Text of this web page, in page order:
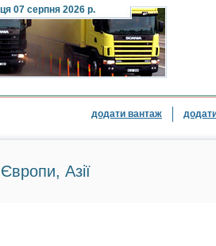
07 серпня 2026 р.
додати вантаж
Азії